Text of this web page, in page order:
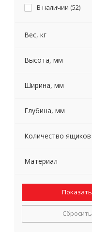
В наличии (52)
Вес, кг
Высота, мм
Ширина, мм
Глубина, мм
Количество ящиков
Материал
Сбросить